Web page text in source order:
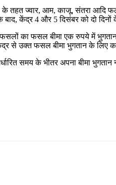
के तहत ज्वार, आम, काजू, संतरा
केंद्र 4 और 5 दिसंबर को दो दिनों
का फसल बीमा एक रुपये में भुगतान
से उक्त फसल बीमा भुगतान के लिए
समय के भीतर अपना बीमा